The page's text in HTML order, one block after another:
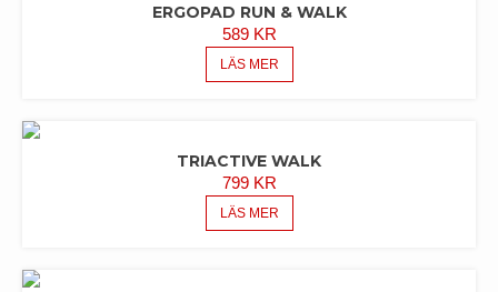
ERGOPAD RUN & WALK
589 KR
LÄS MER
TRIACTIVE WALK
799 KR
LÄS MER